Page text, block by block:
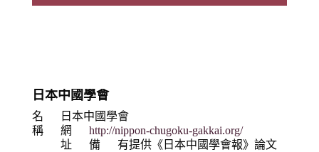
日本中國學會
名
稱
日本中國學會
網
址
http://nippon-chugoku-gakkai.org/
備
有提供《日本中國學會報》論文